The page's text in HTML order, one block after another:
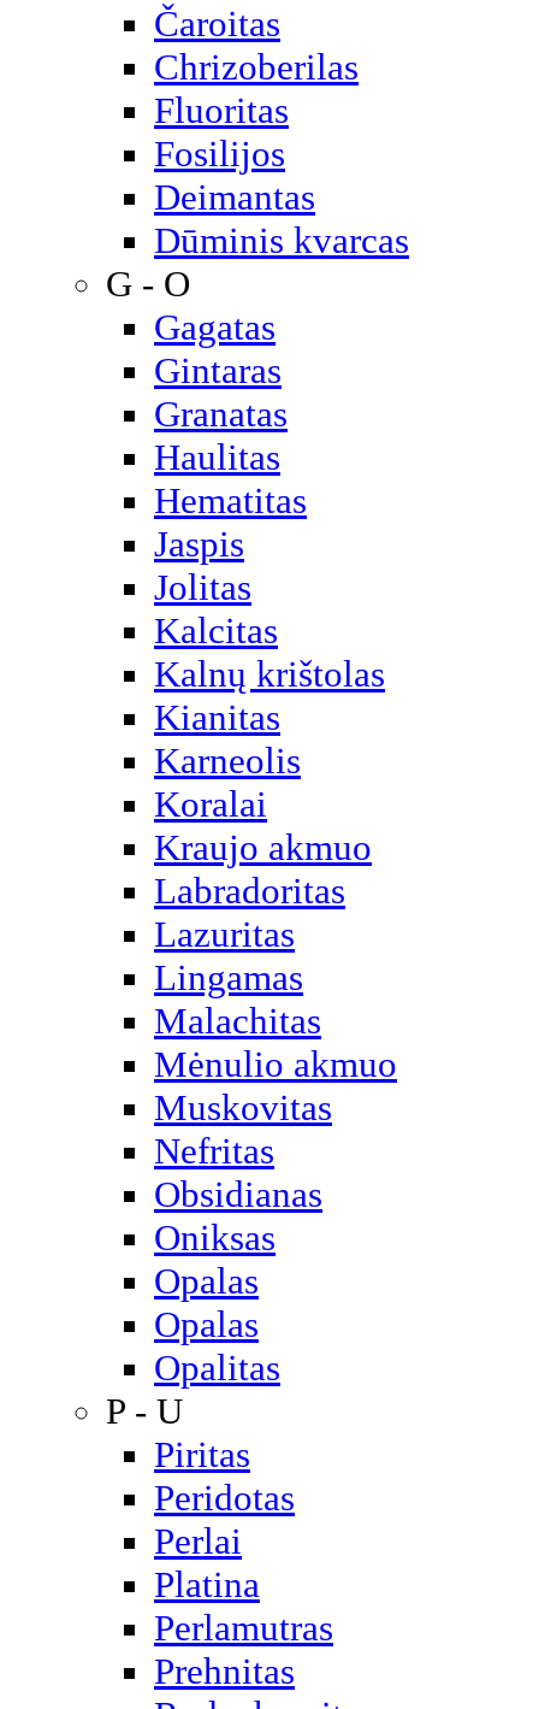
Čaroitas
Chrizoberilas
Fluoritas
Fosilijos
Deimantas
Dūminis kvarcas
G - O
Gagatas
Gintaras
Granatas
Haulitas
Hematitas
Jaspis
Jolitas
Kalcitas
Kalnų krištolas
Kianitas
Karneolis
Koralai
Kraujo akmuo
Labradoritas
Lazuritas
Lingamas
Malachitas
Mėnulio akmuo
Muskovitas
Nefritas
Obsidianas
Oniksas
Opalas
Opalas
Opalitas
P - U
Piritas
Peridotas
Perlai
Platina
Perlamutras
Prehnitas